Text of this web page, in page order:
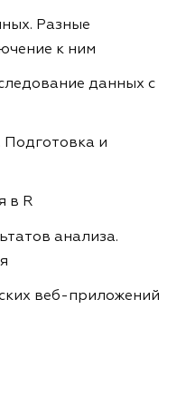
Разные
к ним
данных с
Подготовка и
в R
анализа.
веб-приложений